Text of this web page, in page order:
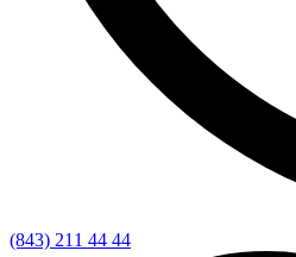
(843) 211 44 44